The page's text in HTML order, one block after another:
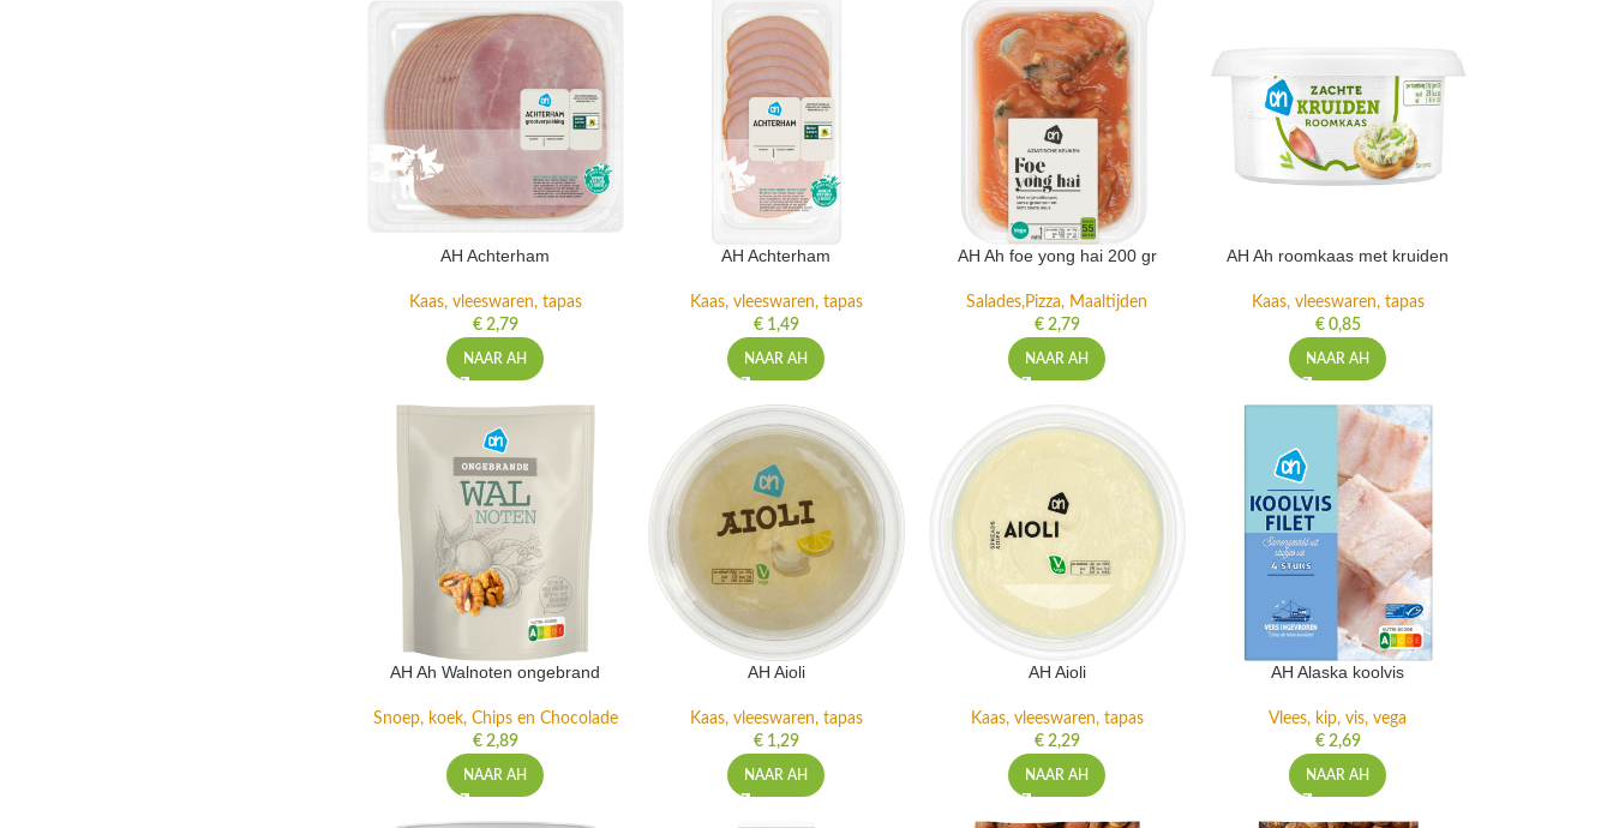
AH Achterham
Kaas, vleeswaren, tapas
€2,79
NAAR AH
AH Achterham
Kaas, vleeswaren, tapas
€1,49
NAAR AH
AH Ah foe yong hai 200 gr
Salades,Pizza, Maaltijden
€2,79
NAAR AH
AH Ah roomkaas met kruiden
Kaas, vleeswaren, tapas
€0,85
NAAR AH
AH Ah Walnoten ongebrand
Snoep, koek, Chips en Chocolade
€2,89
NAAR AH
AH Aioli
Kaas, vleeswaren, tapas
€1,29
NAAR AH
AH Aioli
Kaas, vleeswaren, tapas
€2,29
NAAR AH
AH Alaska koolvis
Vlees, kip, vis, vega
€2,69
NAAR AH